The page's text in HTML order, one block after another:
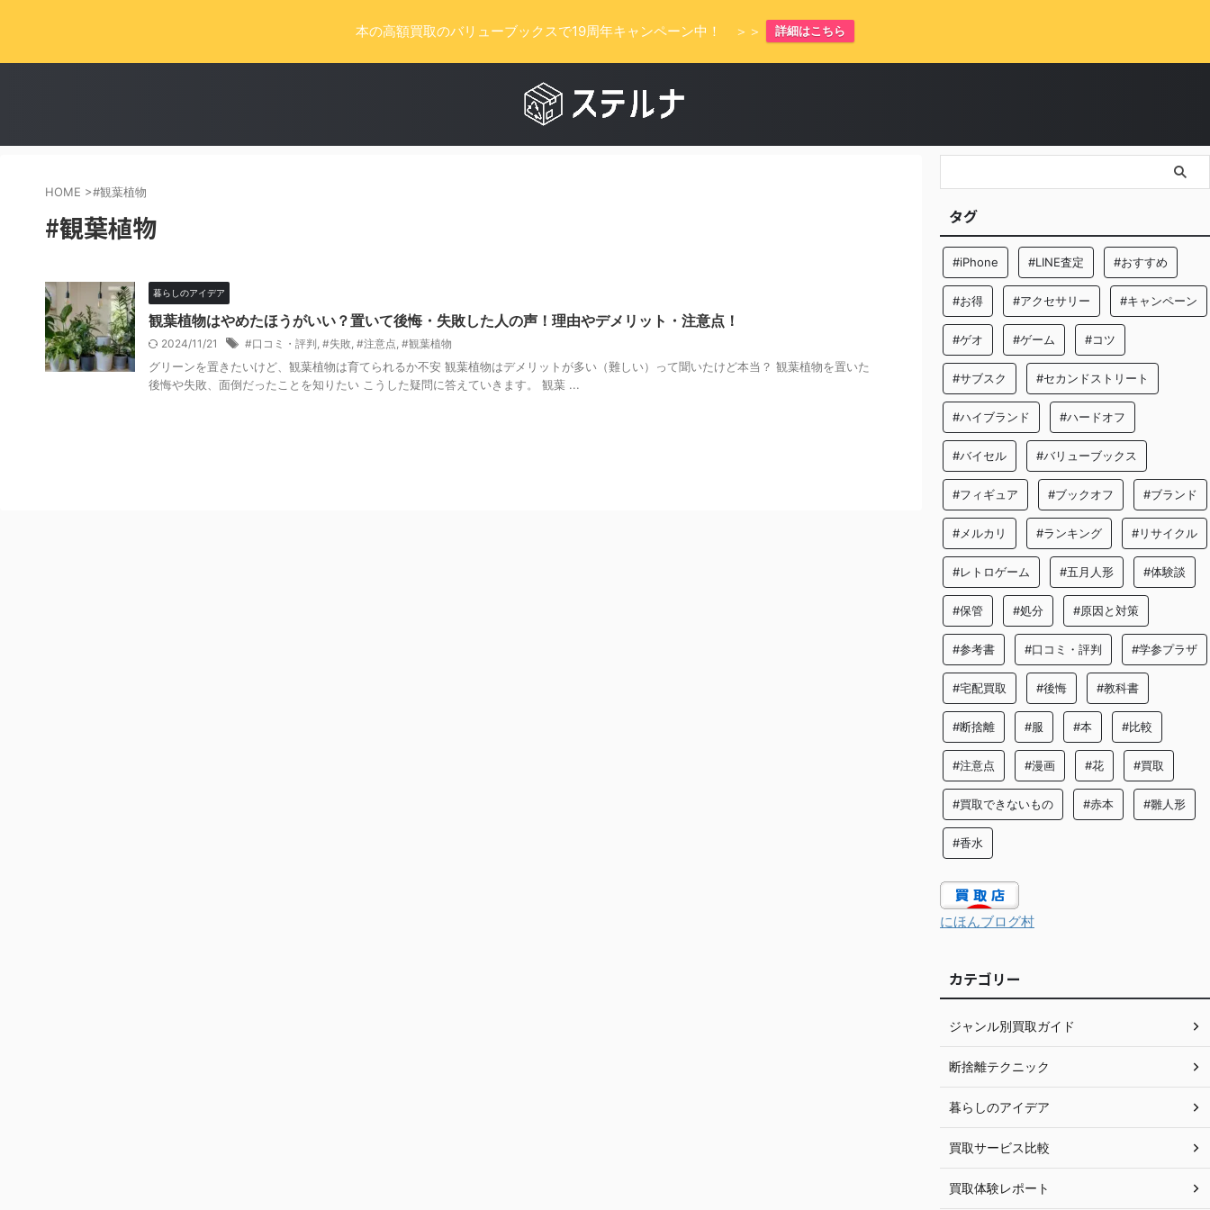
本の高額買取のバリューブックスで19周年キャンペーン中！ ＞＞ 詳細はこちら
HOME >#観葉植物
#観葉植物
暮らしのアイデア
観葉植物はやめたほうがいい？置いて後悔・失敗した人の声！理由やデメリット・注意点！
2024/11/21 #口コミ・評判, #失敗, #注意点, #観葉植物
グリーンを置きたいけど、観葉植物は育てられるか不安 観葉植物はデメリットが多い（難しい）って聞いたけど本当？ 観葉植物を置いた
後悔や失敗、面倒だったことを知りたい こうした疑問に答えていきます。 観葉 ...
タグ
#iPhone #LINE査定 #おすすめ
#お得 #アクセサリー #キャンペーン
#ゲオ #ゲーム #コツ
#サブスク #セカンドストリート
#ハイブランド #ハードオフ
#バイセル #バリューブックス
#フィギュア #ブックオフ #ブランド
#メルカリ #ランキング #リサイクル
#レトロゲーム #五月人形 #体験談
#保管 #処分 #原因と対策
#参考書 #口コミ・評判 #学参プラザ
#宅配買取 #後悔 #教科書
#断捨離 #服 #本 #比較
#注意点 #漫画 #花 #買取
#買取できないもの #赤本 #雛人形
#香水
にほんブログ村
カテゴリー
ジャンル別買取ガイド
断捨離テクニック
暮らしのアイデア
買取サービス比較
買取体験レポート